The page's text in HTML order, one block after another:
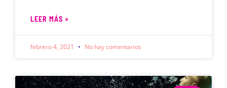
LEER MÁS »
febrero 4, 2021 No hay comentarios